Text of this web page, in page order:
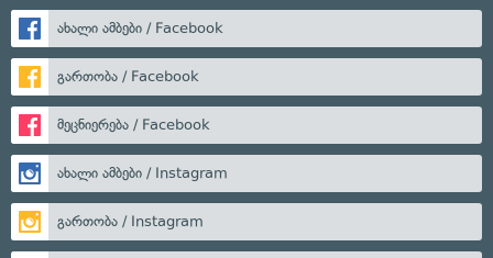
ახალი ამბები / Facebook
გართობა / Facebook
მეცნიერება / Facebook
ახალი ამბები / Instagram
გართობა / Instagram